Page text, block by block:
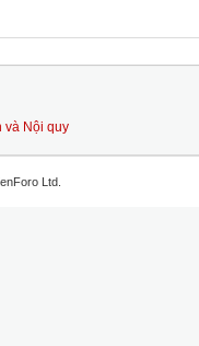
và Nội quy
Ltd.